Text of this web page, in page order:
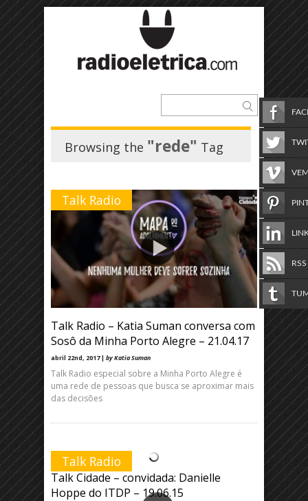
Browsing the "rede" Tag
Talk Radio
Talk Radio – Katia Suman conversa com
Sosô da Minha Porto Alegre – 21.04.17
abril 22nd, 2017 | by Katia Suman
Talk Radio especial sobre a Minha Porto Alegre é
uma rede de pessoas que busca se aproximar mais
das decisões
Talk Radio
Talk Cidade – convidada: Danielle
Hoppe do ITDP – 19.06.15
RSS